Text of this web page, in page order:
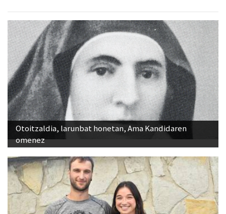
Otoitzaldia, larunbat honetan, Ama Kandidaren
omenez